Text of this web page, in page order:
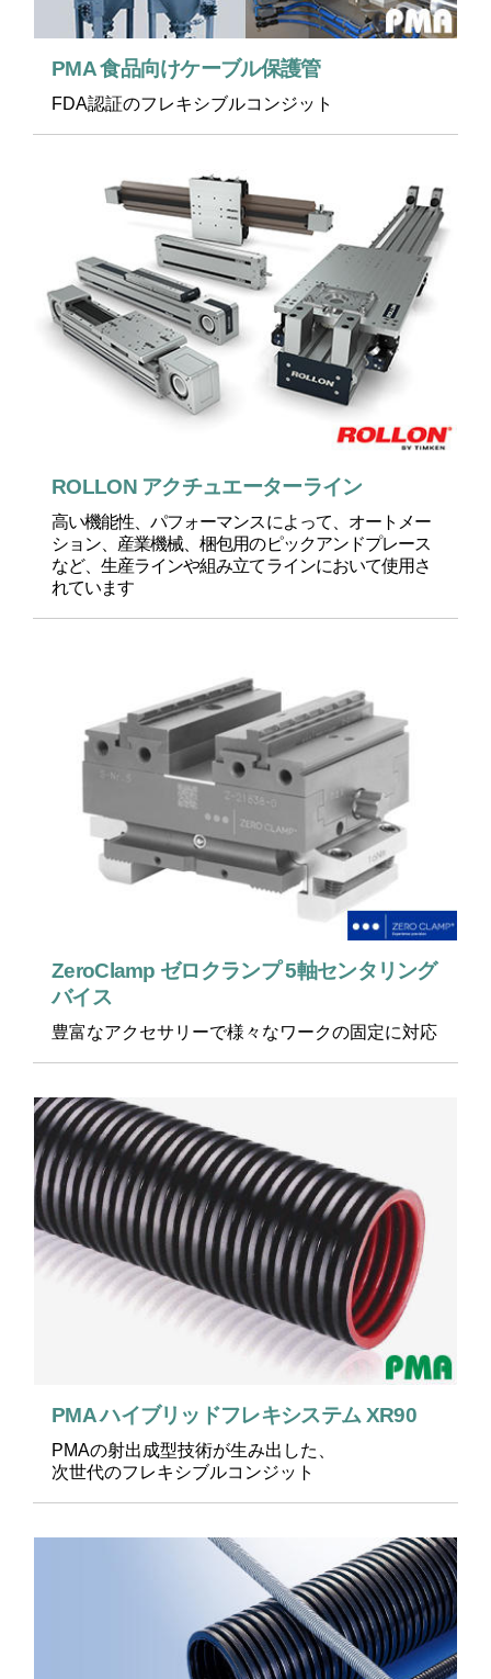
PMA 食品向けケーブル保護管
FDA認証のフレキシブルコンジット
ROLLON アクチュエーターライン
高い機能性、パフォーマンスによって、オートメー
ション、産業機械、梱包用のピックアンドプレース
など、生産ラインや組み立てラインにおいて使用さ
れています
ZeroClamp ゼロクランプ 5軸センタリング
バイス
豊富なアクセサリーで様々なワークの固定に対応
PMA ハイブリッドフレキシステム XR90
PMAの射出成型技術が生み出した、
次世代のフレキシブルコンジット